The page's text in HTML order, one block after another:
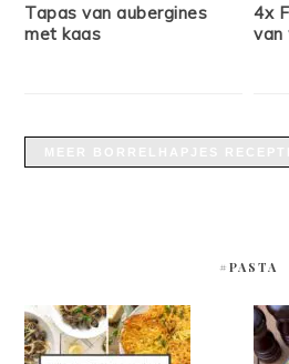
Tapas van aubergines
met kaas
4x
van
#PASTA